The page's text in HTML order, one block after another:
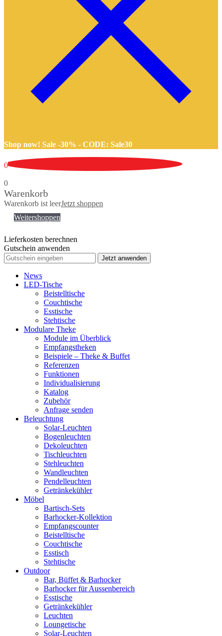
Shop now! Sale -30% - CODE: Sale30
0
0
Warenkorb
Warenkorb ist leerJetzt shoppen
Weitershoppen
Lieferkosten berechnen
Gutschein anwenden
Jetzt anwenden
News
LED-Tische
Beistelltische
Couchtische
Esstische
Stehtische
Modulare Theke
Module im Überblick
Empfangstheken
Beispiele – Theke & Buffet
Referenzen
Funktionen
Individualisierung
Katalog
Zubehör
Anfrage senden
Beleuchtung
Solar-Leuchten
Bogenleuchten
Dekoleuchten
Tischleuchten
Stehleuchten
Wandleuchten
Pendelleuchten
Getränkekühler
Möbel
Bartisch-Sets
Barhocker-Kollektion
Empfangscounter
Beistelltische
Couchtische
Esstisch
Stehtische
Outdoor
Bar, Büffet & Barhocker
Barhocker für Aussenbereich
Esstische
Getränkekühler
Leuchten
Loungetische
Solar-Leuchten